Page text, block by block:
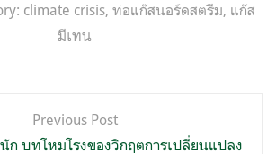
climate crisis, ท่อแก๊สนอร์ดสตรีม, แก๊ส
มีเทน
Previous Post
บทโหมโรงของวิกฤตการเปลี่ยนแปลง